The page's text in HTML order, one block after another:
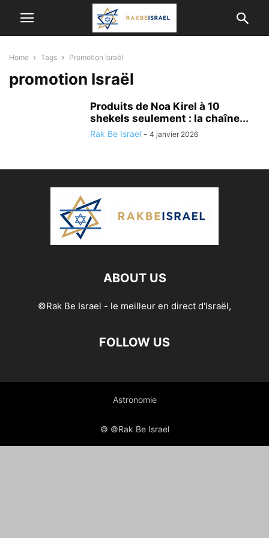
Home Tags Promotion Israël
promotion Israël
Produits de Noa Kirel à 10
shekels seulement : la chaîne...
Rak Be Israel - 4 janvier 2026
ABOUT US
©Rak Be Israel - le meilleur en direct d'Israël,
FOLLOW US
Astronomie
© ©Rak Be Israel